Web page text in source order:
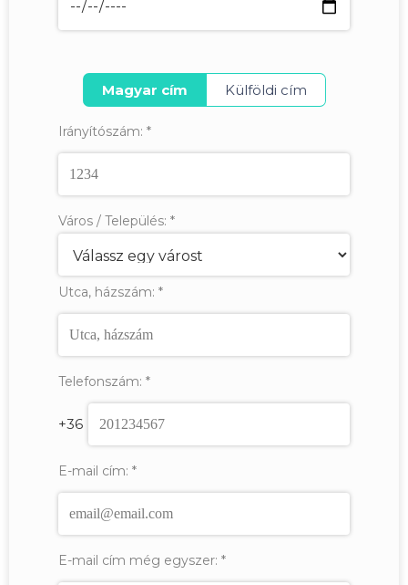
Magyar cím Külföldi cím
Irányítószám: *
Város / Település: *
Utca, házszám: *
Telefonszám: *
+36
E-mail cím: *
E-mail cím még egyszer: *